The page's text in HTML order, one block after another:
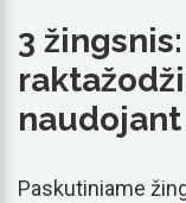
3
Paskutiniame